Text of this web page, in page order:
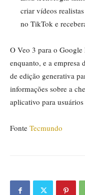
criar vídeos
no TikTok e
O Veo 3 para o
enquanto, e a empresa
de edição generativa
informações sobre a
aplicativo para
Fonte Tecmundo